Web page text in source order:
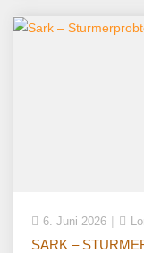
6. Juni 2026
SARK –